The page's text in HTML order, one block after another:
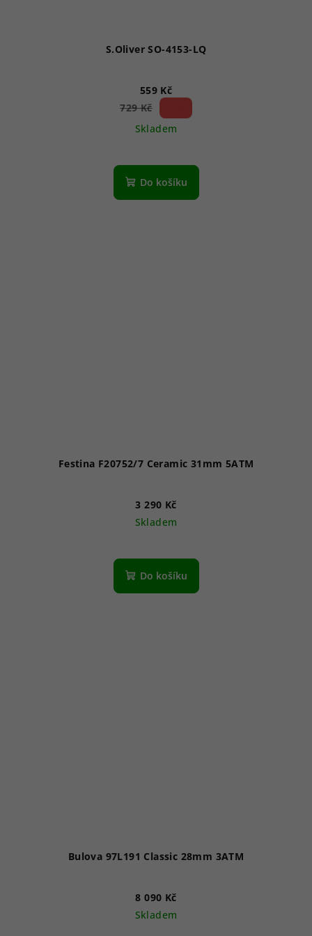
S.Oliver SO-4153-LQ
559 Kč
729 Kč
Skladem
Do košíku
Festina F20752/7 Ceramic 31mm 5ATM
3 290 Kč
Skladem
Do košíku
Bulova 97L191 Classic 28mm 3ATM
8 090 Kč
Skladem